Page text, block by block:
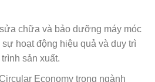
chữa và bảo dưỡng máy móc
hoạt động hiệu quả và duy trì
sản xuất.
Economy trong ngành